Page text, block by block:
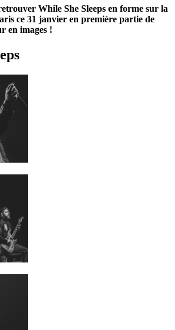
While She Sleeps en forme sur la
ce 31 janvier en première partie de
en images !